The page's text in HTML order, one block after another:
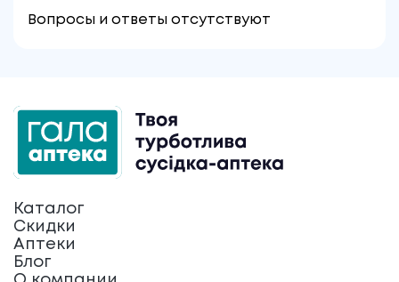
Вопросы и ответы отсутствуют
Каталог
Скидки
Аптеки
Блог